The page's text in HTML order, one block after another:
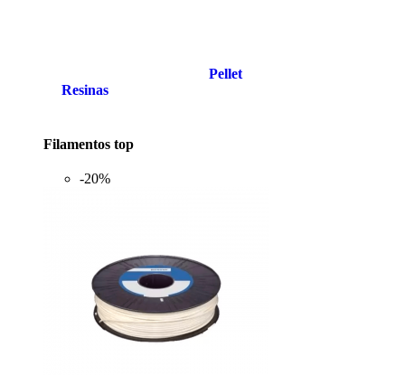
Resinas
Pellet
Filamentos top
-20%